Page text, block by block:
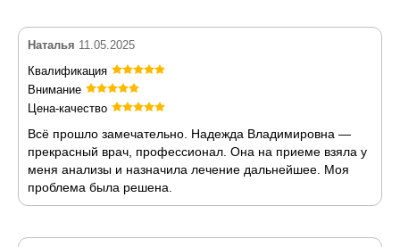
Наталья 11.05.2025
Квалификация
Внимание
Цена-качество
Всё прошло замечательно. Надежда Владимировна —
прекрасный врач, профессионал. Она на приеме взяла у
меня анализы и назначила лечение дальнейшее. Моя
проблема была решена.